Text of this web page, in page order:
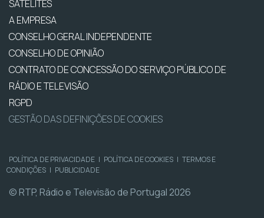
SATÉLITES
A EMPRESA
CONSELHO GERAL INDEPENDENTE
CONSELHO DE OPINIÃO
CONTRATO DE CONCESSÃO DO SERVIÇO PÚBLICO DE
RÁDIO E TELEVISÃO
RGPD
GESTÃO DAS DEFINIÇÕES DE COOKIES
POLÍTICA DE PRIVACIDADE | POLÍTICA DE COOKIES | TERMOS E
CONDIÇÕES | PUBLICIDADE
© RTP, Rádio e Televisão de Portugal 2026